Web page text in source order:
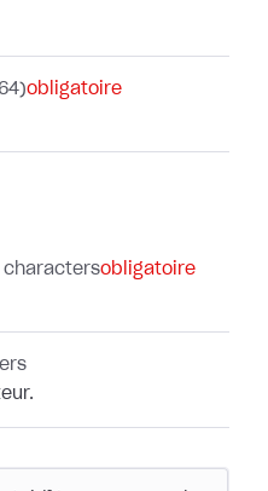
obligatoire
charactersobligatoire